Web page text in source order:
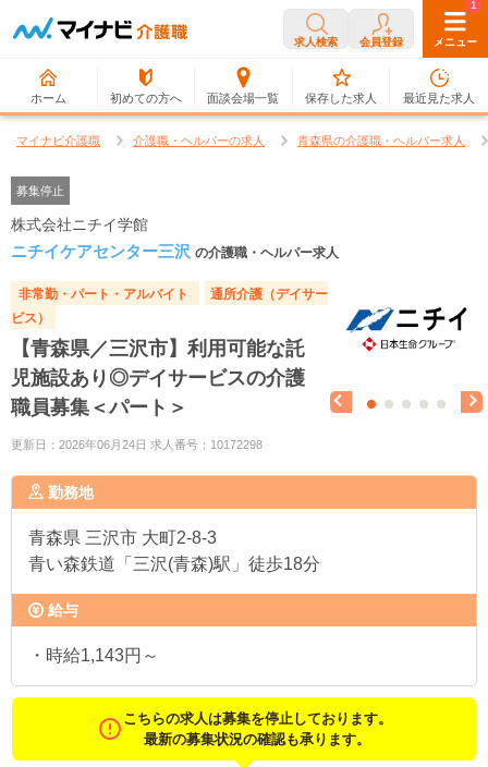
求人検索 会員登録 メニュー
ホーム 初めての方へ 面談会場一覧
0
保存した求人
1
最近見た求人
マイナビ介護職 介護職・ヘルパーの求人 青森県の介護職・ヘルパー求人
募集停止
株式会社ニチイ学館
ニチイケアセンター三沢 の介護職・ヘルパー求人
非常勤・パート・アルバイト
通所介護（デイサー
ビス）
【青森県／三沢市】利用可能な託
児施設あり◎デイサービスの介護
職員募集＜パート＞
更新日：2026年06月24日 求人番号：10172298
勤務地
青森県 三沢市 大町2-8-3
青い森鉄道「三沢(青森)駅」徒歩18分
給与
・時給1,143円～
こちらの求人は募集を停止しております。
最新の募集状況の確認も承ります。